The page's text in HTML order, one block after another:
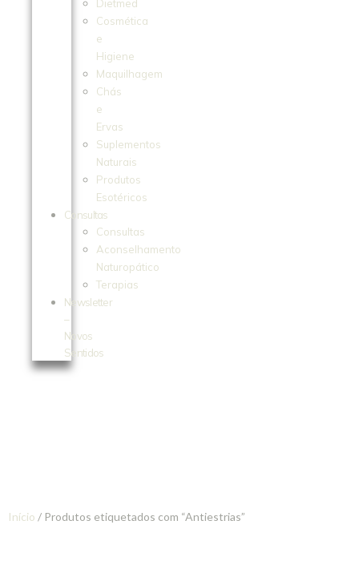
Dietmed
Cosmética
e
Higiene
Maquilhagem
Chás
e
Ervas
Suplementos
Naturais
Produtos
Esotéricos
Consultas
Consultas
Aconselhamento
Naturopático
Terapias
Newsletter
–
Novos
Sentidos
Início / Produtos etiquetados com “Antiestrias”